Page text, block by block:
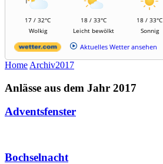
17 / 32°C
Wolkig
18 / 33°C
Leicht bewölkt
18 / 33°C
Sonnig
Aktuelles Wetter ansehen
Home Archiv2017
Anlässe aus dem Jahr 2017
Adventsfenster
Bochselnacht